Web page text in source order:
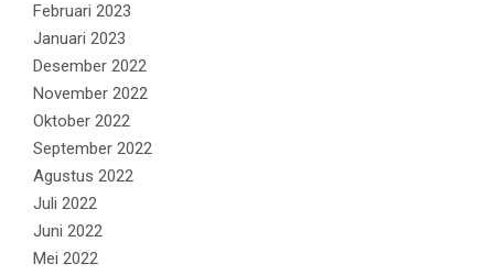
Februari 2023
Januari 2023
Desember 2022
November 2022
Oktober 2022
September 2022
Agustus 2022
Juli 2022
Juni 2022
Mei 2022